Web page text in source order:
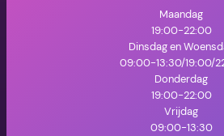
Maandag
19:00-22:00
Dinsdag en
09:00-13:30/19:00/
Donderdag
19:00-22:00
Vrijdag
09:00-13:30